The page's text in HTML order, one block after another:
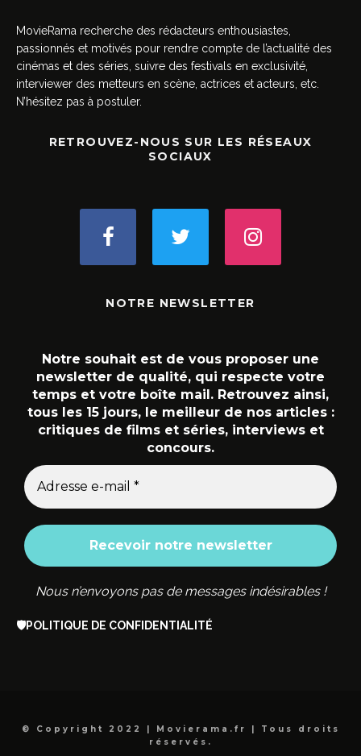
MovieRama recherche des rédacteurs enthousiastes,
passionnés et motivés pour rendre compte de l’actualité des
cinémas et des séries, suivre des festivals en exclusivité,
interviewer des metteurs en scène, actrices et acteurs, etc.
N’hésitez pas à postuler.
RETROUVEZ-NOUS SUR LES RÉSEAUX
SOCIAUX
NOTRE NEWSLETTER
Notre souhait est de vous proposer une
newsletter de qualité, qui respecte votre
temps et votre boîte mail. Retrouvez ainsi,
tous les 15 jours, le meilleur de nos articles :
critiques de films et séries, interviews et
concours.
Nous n’envoyons pas de messages indésirables !
🛡️POLITIQUE DE CONFIDENTIALITÉ
© Copyright 2022 | Movierama.fr | Tous droits
réservés.